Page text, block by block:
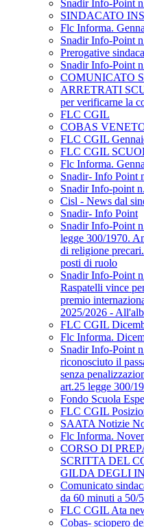
Snadir Info-Point
SINDACATO
Flc Informa.
Snadir Info-Point
Prerogative
Snadir Info-Point
COMUNICATO
ARRETRATI
per verificarne la
FLC CGIL
COBAS
FLC CGIL
FLC CGIL
Flc Informa.
Snadir- Info Point
Snadir Info-point
Cisl - News dal
Snadir- Info Point
Snadir Info-Point
legge 300/1970.
di religione
posti di ruolo
Snadir Info-Point
Raspatelli vince
premio
2025/2026 -
FLC CGIL
Flc Informa.
Snadir Info-Point
riconosciuto il
senza
art.25 legge 300/
Fondo Scuola
FLC CGIL
SAATA Notizie
Flc Informa.
CORSO DI
SCRITTA DEL
GILDA DEGLI
Comunicato
da 60 minuti a 50/
FLC CGIL Ata
Cobas- sciopero